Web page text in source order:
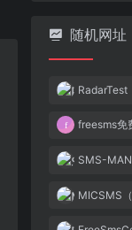
随机网址
RadarTest
SMS-MAN